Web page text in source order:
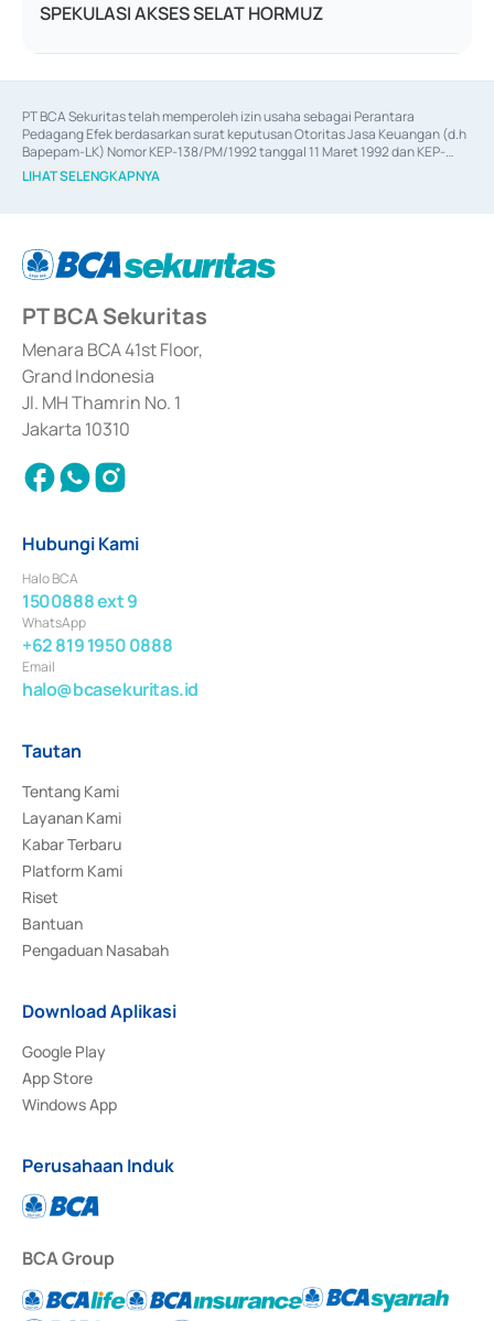
SPEKULASI AKSES SELAT HORMUZ
PT BCA Sekuritas telah memperoleh izin usaha sebagai Perantara
Pedagang Efek berdasarkan surat keputusan Otoritas Jasa Keuangan (d.h
Bapepam-LK) Nomor KEP-138/PM/1992 tanggal 11 Maret 1992 dan KEP-
06/D.04/2014 tanggal 28 Februari 2014, izin usaha sebagai Penjamin Emisi
Efek berdasarkan surat keputusan Otoritas Jasa Keuangan Nomor KEP-
berdasarkan surat keputusan Otoritas Jasa Keuangan Nomor S-
67/PM.21/2017 tanggal 3 Februari 2017, dan beberapa izin usaha lainnya
Sertifikat Deposito di Pasar Uang yang izinnya diterbitkan pada tahun 2017
dan izin usaha lainnya dari Bank Indonesia sebagai Lembaga Pendukung
Penerbitan, Transaksi, serta Penatausahaan dan Penyelesaian Transaksi
Surat Berharga Komersial yang izinnya diterbitkan pada tahun 2018.
LIHAT SELENGKAPNYA
PT BCA Sekuritas
Menara BCA 41st Floor,
Grand Indonesia
Jl. MH Thamrin No. 1
Jakarta 10310
Hubungi Kami
Halo BCA
1500888 ext 9
WhatsApp
+62 819 1950 0888
Email
halo@bcasekuritas.id
Tautan
Tentang Kami
Layanan Kami
Kabar Terbaru
Platform Kami
Riset
Bantuan
Pengaduan Nasabah
Download Aplikasi
Google Play
App Store
Windows App
Perusahaan Induk
BCA Group